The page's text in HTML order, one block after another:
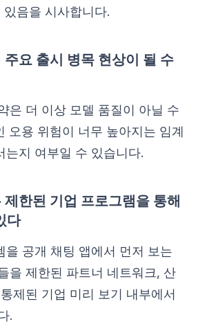
음을 시사합니다.
요 출시 병목 현상이 될 수
은 더 이상 모델 품질이 아닐 수
오용 위험이 너무 높아지는 임계
는지 여부일 수 있습니다.
한된 기업 프로그램을 통해
다
을 공개 채팅 앱에서 먼저 보는
을 제한된 파트너 네트워크, 산
제된 기업 미리 보기 내부에서
.